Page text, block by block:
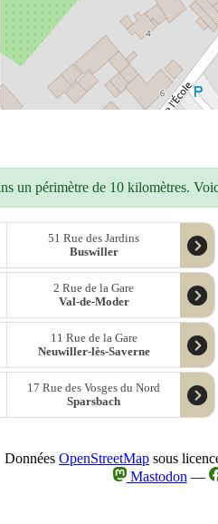
un périmètre de 10 kilomètres.
51 Rue des Jardins
Buswiller
2 Rue de la Gare
Val-de-Moder
11 Rue de la Gare
Neuwiller-lès-Saverne
17 Rue des Vosges du Nord
Sparsbach
Données OpenStreetMap sous
Mastodon —